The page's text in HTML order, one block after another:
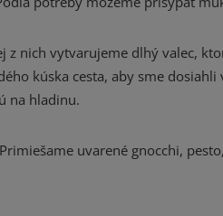
z nich vytvarujeme dlhý valec,
kúska cesta, aby sme
na hladinu.
uvarené gnocchi,